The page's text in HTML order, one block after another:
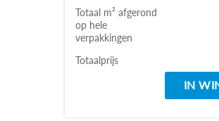
Totaal m² afgerond
op hele
verpakkingen
Totaalprijs
IN